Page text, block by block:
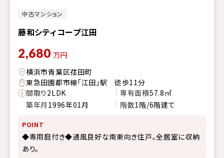
中古マンション
藤和シティコープ江田
2,680 万円
横浜市青葉区荏田町
東急田園都市線「江田」駅 徒歩11分
間取り2LDK 専有面積57.8㎡
築年月 1996年01月 階数1階/6階建て
POINT
◆専用庭付き◆通風良好な南東向き住戸。全居室に収納
あり。